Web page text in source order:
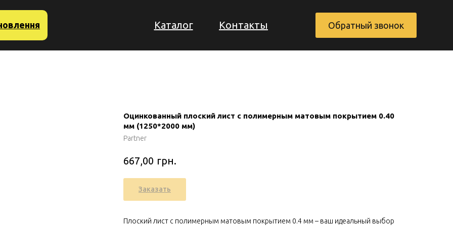
Каталог
Заказать обратный звонок
Контакты Обратный звонок
Оцинкованный плоский лист с полимерным матовым покрытием 0.40
мм (1250*2000 мм)
Partner
667,00 грн.
Заказать
Плоский лист с полимерным матовым покрытием 0.4 мм – ваш идеальный выбор